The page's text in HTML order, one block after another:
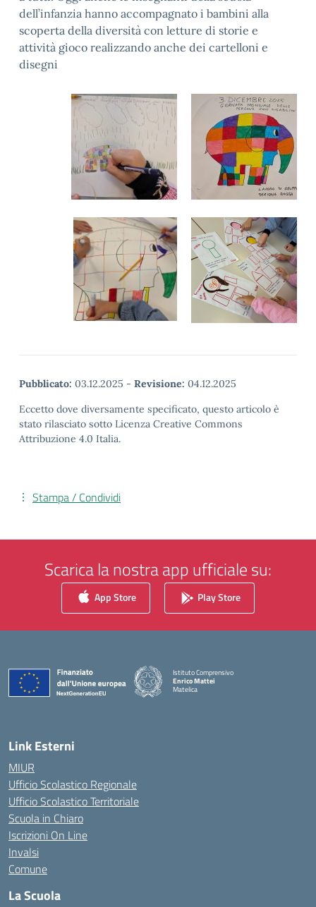
dell’infanzia hanno accompagnato i bambini alla
scoperta della diversità con letture di storie e
attività gioco realizzando anche dei cartelloni e
disegni
Pubblicato: 03.12.2025 - Revisione: 04.12.2025
Eccetto dove diversamente specificato, questo articolo è
stato rilasciato sotto Licenza Creative Commons
Attribuzione 4.0 Italia.
Stampa / Condividi
Scarica la nostra app ufficiale su:
App Store Play Store
Istituto Comprensivo
Enrico Mattei
Matelica
Link Esterni
MIUR
Ufficio Scolastico Regionale
Ufficio Scolastico Territoriale
Scuola in Chiaro
Iscrizioni On Line
Invalsi
Comune
La Scuola